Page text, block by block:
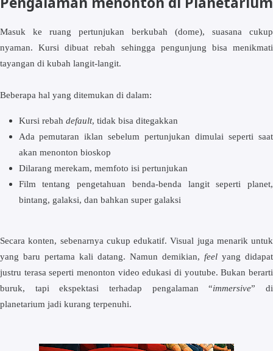
Masuk ke ruang pertunjukan berkubah (dome), suasana cukup
nyaman. Kursi dibuat rebah sehingga pengunjung bisa menikmati
tayangan di kubah langit-langit.
Beberapa hal yang ditemukan di dalam:
Kursi rebah default, tidak bisa ditegakkan
Ada pemutaran iklan sebelum pertunjukan dimulai seperti saat
akan menonton bioskop
Dilarang merekam, memfoto isi pertunjukan
Film tentang pengetahuan benda-benda langit seperti planet,
bintang, galaksi, dan bahkan super galaksi
Secara konten, sebenarnya cukup edukatif. Visual juga menarik untuk
yang baru pertama kali datang. Namun demikian, feel yang didapat
justru terasa seperti menonton video edukasi di youtube. Bukan berarti
buruk, tapi ekspektasi terhadap pengalaman “immersive” di
planetarium jadi kurang terpenuhi.